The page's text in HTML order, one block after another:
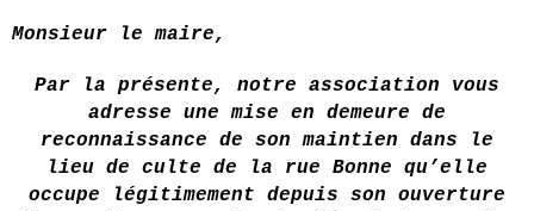
Monsieur le maire,
Par la présente, notre association vous
adresse une mise en demeure de
reconnaissance de son maintien dans le
lieu de culte de la rue Bonne qu’elle
occupe légitimement depuis son ouverture